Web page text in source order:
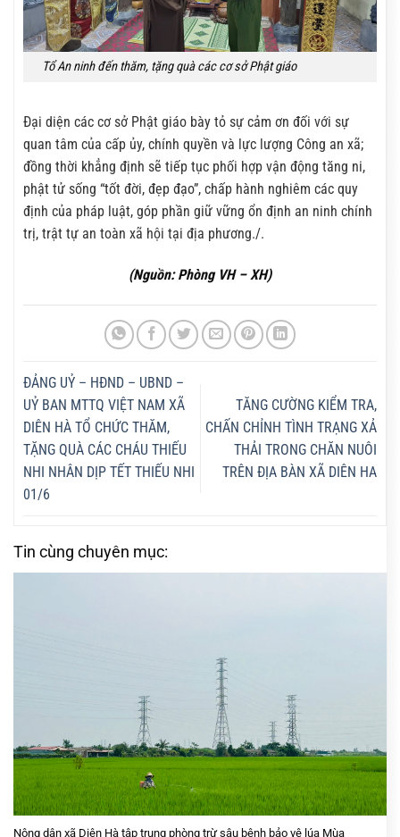
Tổ An ninh đến thăm, tặng quà các cơ sở Phật giáo
Đại diện các cơ sở Phật giáo bày tỏ sự cảm ơn đối với sự
quan tâm của cấp ủy, chính quyền và lực lượng Công an xã;
đồng thời khẳng định sẽ tiếp tục phối hợp vận động tăng ni,
phật tử sống “tốt đời, đẹp đạo”, chấp hành nghiêm các quy
định của pháp luật, góp phần giữ vững ổn định an ninh chính
trị, trật tự an toàn xã hội tại địa phương./.
(Nguồn: Phòng VH – XH)
ĐẢNG UỶ – HĐND – UBND –
UỶ BAN MTTQ VIỆT NAM XÃ
DIÊN HÀ TỔ CHỨC THĂM,
TẶNG QUÀ CÁC CHÁU THIẾU
NHI NHÂN DỊP TẾT THIẾU NHI
01/6
TĂNG CƯỜNG KIỂM TRA,
CHẤN CHỈNH TÌNH TRẠNG XẢ
THẢI TRONG CHĂN NUÔI
TRÊN ĐỊA BÀN XÃ DIÊN HA
Tin cùng chuyên mục:
Nông dân xã Diên Hà tập trung phòng trừ sâu bệnh bảo vệ lúa Mùa